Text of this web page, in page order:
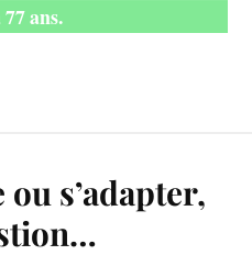
ans.
s’adapter,